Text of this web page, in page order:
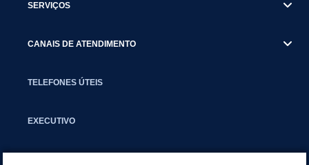
SERVIÇOS
CANAIS DE ATENDIMENTO
TELEFONES ÚTEIS
EXECUTIVO